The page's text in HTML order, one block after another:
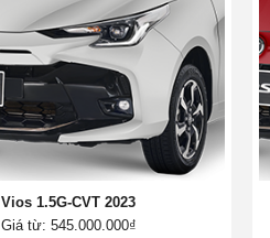
Vios 1.5G-CVT 2023
Giá từ: 545.000.000₫